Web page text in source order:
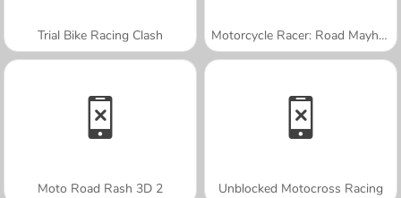
Trial Bike Racing Clash Motorcycle Racer: Road Mayhem
Moto Road Rash 3D 2 Unblocked Motocross Racing